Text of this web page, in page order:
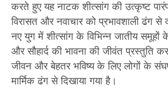
करते हुए यह नाटक शीत्सांग की उत्कृष्ट
विरासत और नवाचार को प्रभावशाली ढंग से
नए युग में शीत्सांग के विभिन्न जातीय समूहों
और सौहार्द की भावना की जीवंत प्रस्तुति
जीवन और बेहतर भविष्य के लिए लोगों के
मार्मिक ढंग से दिखाया गया है।